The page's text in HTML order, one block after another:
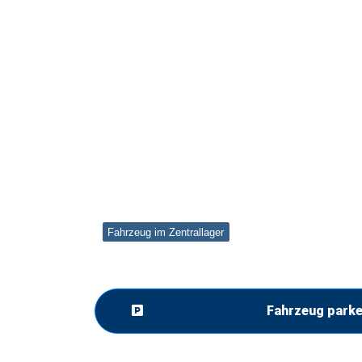
Fahrzeug im Zentrallager
Fahrzeug